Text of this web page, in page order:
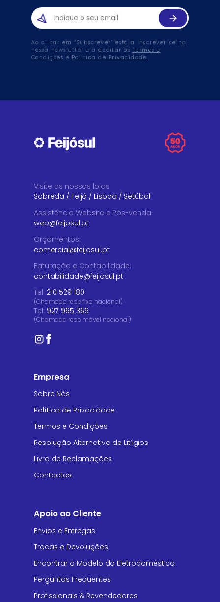
Ao clicar em “Subscrever” está a inscrever-se na
nossa newsletter e a aceitar os Termos e
Condições e Política de Privacidade.
Visite as nossas lojas
Sobreda / Feijó / Lisboa / Setúbal
Assistência Website e Pós-venda:
web@feijosul.pt
Orçamentos:
comercial@feijosul.pt
Faturação e Contabilidade:
contabilidade@feijosul.pt
Tel: 210 529 180
(Chamada rede fixa nacional)
Tel: 927 965 366
(Chamada rede móvel nacional)
Empresa
Sobre Nós
Política de Privacidade
Termos e Condições
Resolução Alternativa de Litígios
Livro de Reclamações
Contactos
Apoio ao Cliente
Envios e Entregas
Trocas e Devoluções
Encontrar o Modelo do Eletrodoméstico
Perguntas Frequentes
Profissionais & Revendedores